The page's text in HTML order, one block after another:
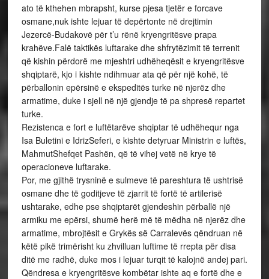
ato të kthehen mbrapsht, kurse pjesa tjetër e forcave
osmane,nuk ishte lejuar të depërtonte në drejtimin
Jezercë-Budakovë për t’u rënë kryengritësve prapa
krahëve.Falë taktikës luftarake dhe shfrytëzimit të terrenit
që kishin përdorë me mjeshtri udhëheqësit e kryengritësve
shqiptarë, kjo i kishte ndihmuar ata që për një kohë, të
përballonin epërsinë e ekspeditës turke në njerëz dhe
armatime, duke i sjell në një gjendje të pa shpresë repartet
turke.
Rezistenca e fort e luftëtarëve shqiptar të udhëhequr nga
Isa Buletini e IdrizSeferi, e kishte detyruar Ministrin e luftës,
MahmutShefqet Pashën, që të vihej vetë në krye të
operacioneve luftarake.
Por, me gjithë trysninë e sulmeve të pareshtura të ushtrisë
osmane dhe të goditjeve të zjarrit të fortë të artilerisë
ushtarake, edhe pse shqiptarët gjendeshin përballë një
armiku me epërsi, shumë herë më të mëdha në njerëz dhe
armatime, mbrojtësit e Grykës së Carralevës qëndruan në
këtë pikë trimërisht ku zhvilluan luftime të rrepta për disa
ditë me radhë, duke mos i lejuar turqit të kalojnë andej pari.
Qëndresa e kryengritësve kombëtar ishte aq e fortë dhe e